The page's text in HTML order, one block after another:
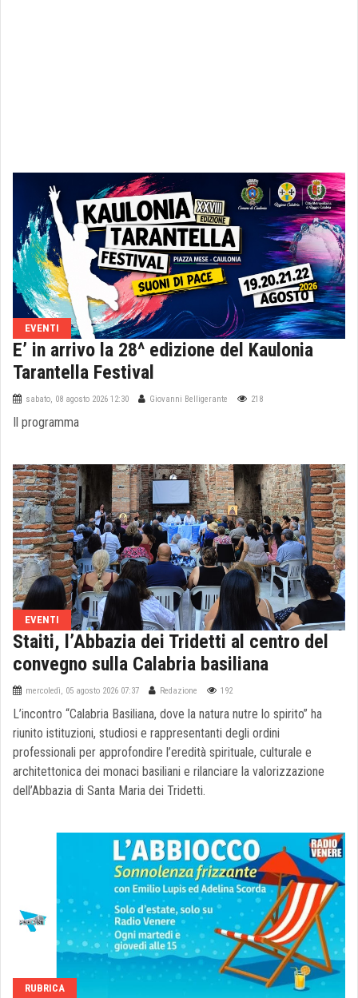
EVENTI
E’ in arrivo la 28^ edizione del Kaulonia
Tarantella Festival
sabato, 08 agosto 2026 12:30 Giovanni Belligerante 218
Il programma
EVENTI
Staiti, l’Abbazia dei Tridetti al centro del
convegno sulla Calabria basiliana
mercoledì, 05 agosto 2026 07:37 Redazione 192
L’incontro “Calabria Basiliana, dove la natura nutre lo spirito” ha
riunito istituzioni, studiosi e rappresentanti degli ordini
professionali per approfondire l’eredità spirituale, culturale e
architettonica dei monaci basiliani e rilanciare la valorizzazione
dell’Abbazia di Santa Maria dei Tridetti.
RUBRICA